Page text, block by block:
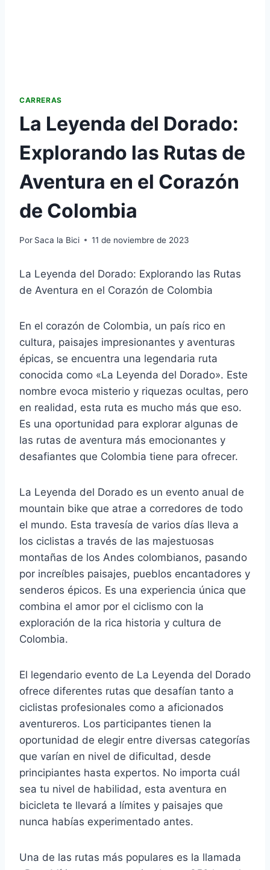
CARRERAS
La Leyenda del Dorado:
Explorando las Rutas de
Aventura en el Corazón
de Colombia
Por Saca la Bici 11 de noviembre de 2023
La Leyenda del Dorado: Explorando las Rutas
de Aventura en el Corazón de Colombia
En el corazón de Colombia, un país rico en
cultura, paisajes impresionantes y aventuras
épicas, se encuentra una legendaria ruta
conocida como «La Leyenda del Dorado». Este
nombre evoca misterio y riquezas ocultas, pero
en realidad, esta ruta es mucho más que eso.
Es una oportunidad para explorar algunas de
las rutas de aventura más emocionantes y
desafiantes que Colombia tiene para ofrecer.
La Leyenda del Dorado es un evento anual de
mountain bike que atrae a corredores de todo
el mundo. Esta travesía de varios días lleva a
los ciclistas a través de las majestuosas
montañas de los Andes colombianos, pasando
por increíbles paisajes, pueblos encantadores y
senderos épicos. Es una experiencia única que
combina el amor por el ciclismo con la
exploración de la rica historia y cultura de
Colombia.
El legendario evento de La Leyenda del Dorado
ofrece diferentes rutas que desafían tanto a
ciclistas profesionales como a aficionados
aventureros. Los participantes tienen la
oportunidad de elegir entre diversas categorías
que varían en nivel de dificultad, desde
principiantes hasta expertos. No importa cuál
sea tu nivel de habilidad, esta aventura en
bicicleta te llevará a límites y paisajes que
nunca habías experimentado antes.
Una de las rutas más populares es la llamada